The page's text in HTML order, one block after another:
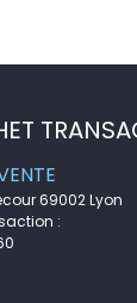
69002 Lyon
: